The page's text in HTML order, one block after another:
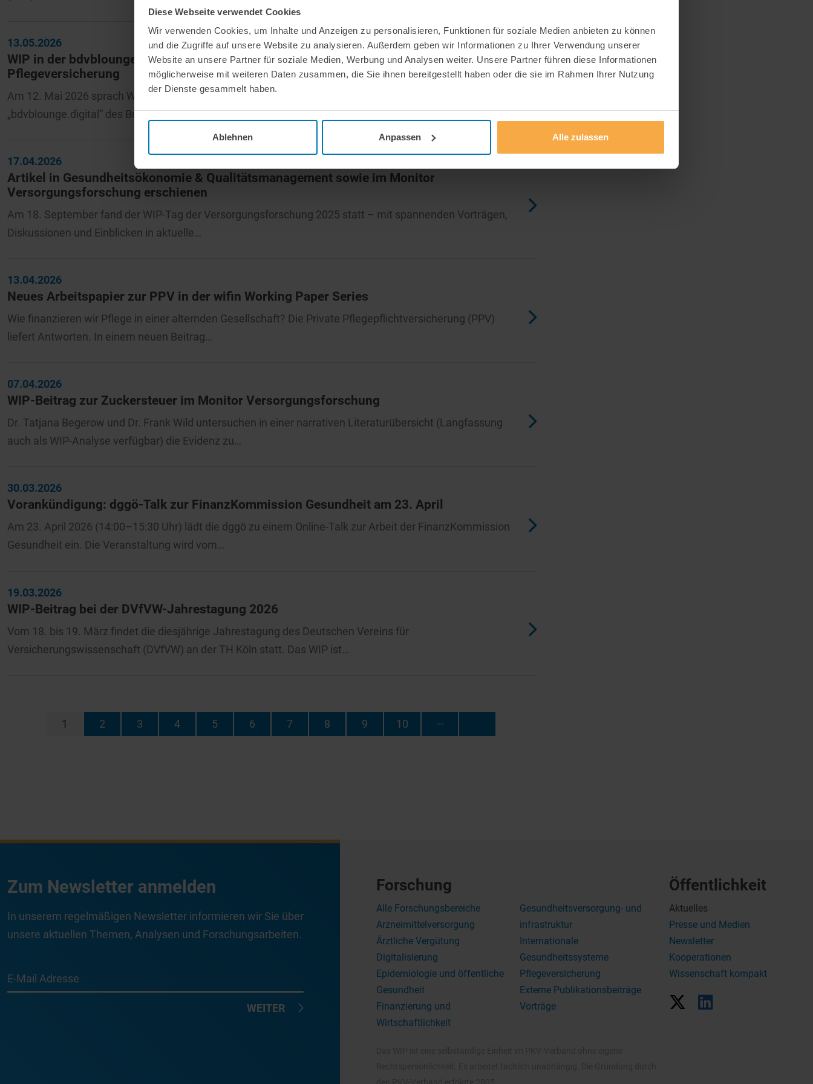
Diese Webseite verwendet Cookies
Wir verwenden Cookies, um Inhalte und Anzeigen zu personalisieren, Funktionen für soziale Medien anbieten zu können
und die Zugriffe auf unsere Website zu analysieren. Außerdem geben wir Informationen zu Ihrer Verwendung unserer
Website an unsere Partner für soziale Medien, Werbung und Analysen weiter. Unsere Partner führen diese Informationen
möglicherweise mit weiteren Daten zusammen, die Sie ihnen bereitgestellt haben oder die sie im Rahmen Ihrer Nutzung
der Dienste gesammelt haben.
Ablehnen Anpassen Alle zulassen
13.05.2026
WIP in der bdvblounge.digital: Vortrag zur Nachhaltigkeit der Kranken- und
Pflegeversicherung
Am 12. Mai 2026 sprach WIP-Institutsleiter Dr. Frank Wild im Rahmen des Online-Formats
„bdvblounge.digital“ des Bundesverbands Deutscher Volks- und…
17.04.2026
Artikel in Gesundheitsökonomie & Qualitätsmanagement sowie im Monitor
Versorgungsforschung erschienen
Am 18. September fand der WIP-Tag der Versorgungsforschung 2025 statt – mit spannenden Vorträgen,
Diskussionen und Einblicken in aktuelle…
13.04.2026
Neues Arbeitspapier zur PPV in der wifin Working Paper Series
Wie finanzieren wir Pflege in einer alternden Gesellschaft? Die Private Pflegepflichtversicherung (PPV)
liefert Antworten. In einem neuen Beitrag…
07.04.2026
WIP-Beitrag zur Zuckersteuer im Monitor Versorgungsforschung
Dr. Tatjana Begerow und Dr. Frank Wild untersuchen in einer narrativen Literaturübersicht (Langfassung
auch als WIP-Analyse verfügbar) die Evidenz zu…
30.03.2026
Vorankündigung: dggö-Talk zur FinanzKommission Gesundheit am 23. April
Am 23. April 2026 (14:00–15:30 Uhr) lädt die dggö zu einem Online-Talk zur Arbeit der FinanzKommission
Gesundheit ein. Die Veranstaltung wird vom…
19.03.2026
WIP-Beitrag bei der DVfVW-Jahrestagung 2026
Vom 18. bis 19. März findet die diesjährige Jahrestagung des Deutschen Vereins für
Versicherungswissenschaft (DVfVW) an der TH Köln statt. Das WIP ist…
1 2 3 4 5 6 7 8 9 10 …
Zum Newsletter anmelden
In unserem regelmäßigen Newsletter informieren wir Sie über
unsere aktuellen Themen, Analysen und Forschungsarbeiten.
E-Mail Adresse
WEITER
Forschung
Alle Forschungsbereiche
Arzneimittelversorgung
Ärztliche Vergütung
Digitalisierung
Epidemiologie und öffentliche
Gesundheit
Finanzierung und
Wirtschaftlichkeit
Gesundheitsversorgung- und
infrastruktur
Internationale
Gesundheitssysteme
Pflegeversicherung
Externe Publikationsbeiträge
Vorträge
Öffentlichkeit
Aktuelles
Presse und Medien
Newsletter
Kooperationen
Wissenschaft kompakt